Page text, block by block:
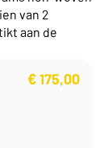
van 2
aan de
€175,00